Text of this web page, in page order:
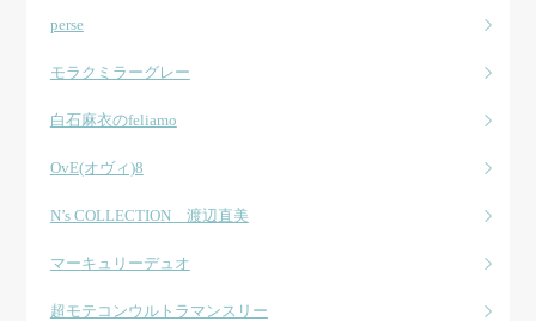
perse
モラクミラーグレー
白石麻衣のfeliamo
OvE(オヴィ)8
N’s COLLECTION 渡辺直美
マーキュリーデュオ
超モテコンウルトラマンスリー